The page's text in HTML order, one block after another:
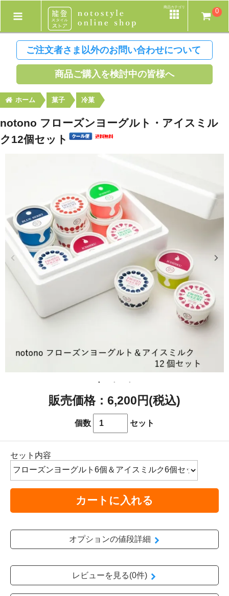
商品カテゴリ
0
ご注文者さま以外のお問い合わせについて
商品ご購入を検討中の皆様へ
ホーム 菓子 冷菓
notono フローズンヨーグルト・アイスミル
ク12個セット
6,200円(税込)
個数 セット
セット内容
カートに入れる
オプションの値段詳細
レビューを見る(0件)